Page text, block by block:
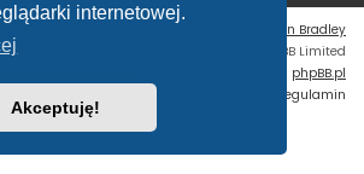
internetowej.
Akceptuję!
Ian Bradley
dostarcza
® Forum Software © phpBB Limited
phpBB.pl
Regulamin